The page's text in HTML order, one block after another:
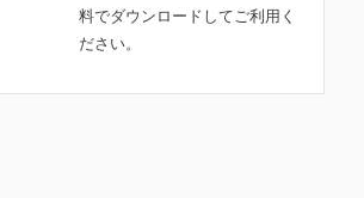
料でダウンロードしてご利用く
ださい。